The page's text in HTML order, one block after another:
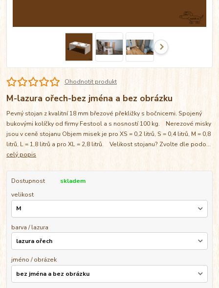
Ohodnotit produkt
M-lazura ořech-bez jména a bez obrázku
Pevný stojan z kvalitní 18 mm březové překližky s bočnicemi. Spojený
bukovými kolíčky od firmy Festool a s nosností 100 kg. Nerezové misky
jsou v ceně stojanu Objem misek je pro XS = 0,2 litrů, S = 0,4 litrů, M = 0,8
litrů, L = 1,8 litrů a pro XL = 2,8 litrů. Velikost stojanu? Zvolte dle podo...
celý popis
Dostupnost
skladem
velikost
barva / lazura
jméno / obrázek